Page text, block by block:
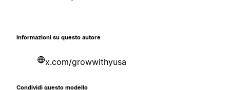
Informazioni su questo autore
x.com/growwithyusa
Condividi questo modello